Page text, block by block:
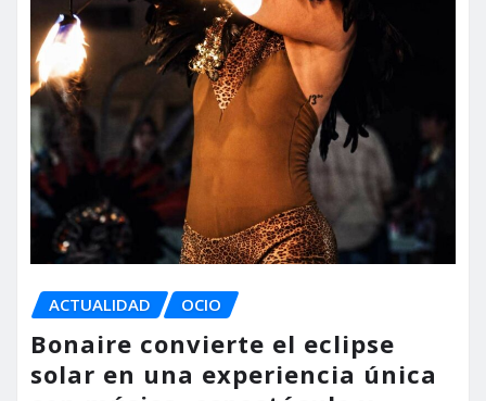
ACTUALIDAD OCIO
Bonaire convierte el eclipse
solar en una experiencia única